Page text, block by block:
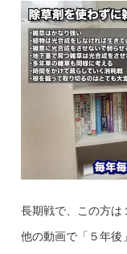
長期戦で、この方は
他の動画で「５年後